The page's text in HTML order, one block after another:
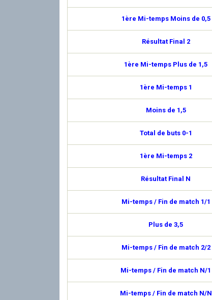
1ère Mi-temps Moins de 0,5
Résultat Final 2
1ère Mi-temps Plus de 1,5
1ère Mi-temps 1
Moins de 1,5
Total de buts 0-1
1ère Mi-temps 2
Résultat Final N
Mi-temps / Fin de match 1/1
Plus de 3,5
Mi-temps / Fin de match 2/2
Mi-temps / Fin de match N/1
Mi-temps / Fin de match N/N